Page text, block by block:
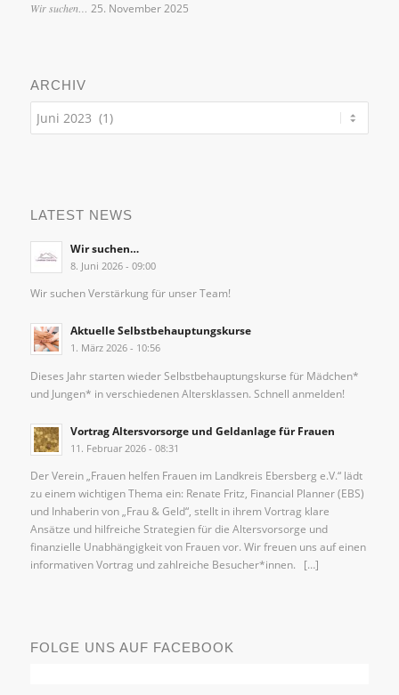
Wir suchen… 25. November 2025
ARCHIV
LATEST NEWS
Wir suchen…
8. Juni 2026 - 09:00
Wir suchen Verstärkung für unser Team!
Aktuelle Selbstbehauptungskurse
1. März 2026 - 10:56
Dieses Jahr starten wieder Selbstbehauptungskurse für Mädchen*
und Jungen* in verschiedenen Altersklassen. Schnell anmelden!
Vortrag Altersvorsorge und Geldanlage für Frauen
11. Februar 2026 - 08:31
Der Verein „Frauen helfen Frauen im Landkreis Ebersberg e.V.“ lädt
zu einem wichtigen Thema ein: Renate Fritz, Financial Planner (EBS)
und Inhaberin von „Frau & Geld“, stellt in ihrem Vortrag klare
Ansätze und hilfreiche Strategien für die Altersvorsorge und
finanzielle Unabhängigkeit von Frauen vor. Wir freuen uns auf einen
informativen Vortrag und zahlreiche Besucher*innen. […]
FOLGE UNS AUF FACEBOOK